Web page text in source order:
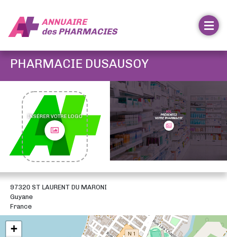
ANNUAIRE
desPHARMACIES
PHARMACIE DUSAUSOY
INSÉRER VOTRE LOGO
97320 ST LAURENT DU MARONI
Guyane
France
+